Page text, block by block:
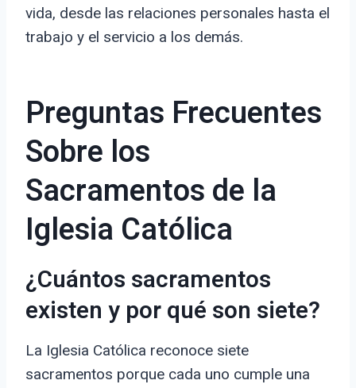
vida, desde las relaciones personales hasta el
trabajo y el servicio a los demás.
Preguntas Frecuentes
Sobre los
Sacramentos de la
Iglesia Católica
¿Cuántos sacramentos
existen y por qué son siete?
La Iglesia Católica reconoce siete
sacramentos porque cada uno cumple una